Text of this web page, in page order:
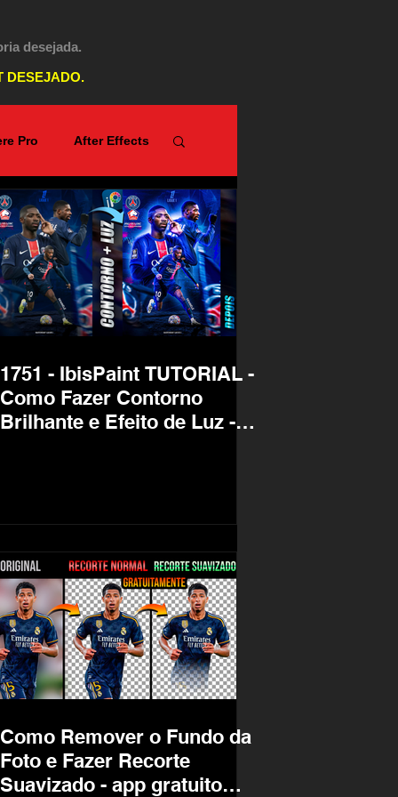
desejada.
DESEJADO.
Pro After Effects
PicsArt
1751 - IbisPaint TUTORIAL -
Como Fazer Contorno
Brilhante e Efeito de Luz -
Como Remover o Fundo da
Foto e Fazer Recorte
Suavizado - app gratuito